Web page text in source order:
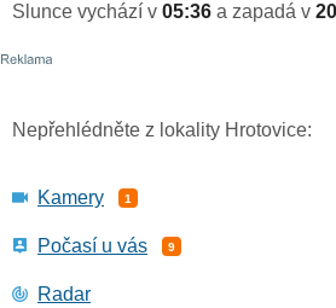
Slunce vychází v 05:36 a zapadá v
Nepřehlédněte z lokality Hrotovice:
Kamery 1
Počasí u vás 9
Radar